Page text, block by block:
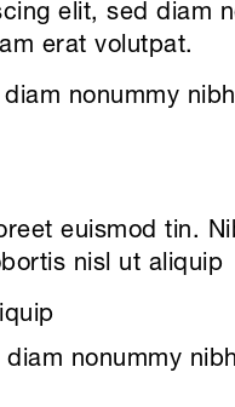
elit, sed diam
erat volutpat.
nonummy
euismod tin.
nisl ut aliquip
nonummy